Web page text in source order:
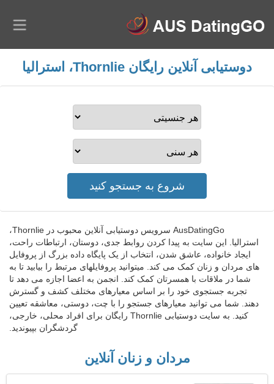
دوستیابی آنلاین رایگان Thornlie، استرالیا
AusDatingGo سرویس دوستیابی آنلاین محبوب در Thornlie،
استرالیا. این سایت به پیدا کردن روابط جدی، دوستان، ارتباطات راحت،
ایجاد خانواده، عاشق شدن، انتخاب از یک پایگاه داده بزرگ از پروفایل
های مردان و زنان کمک می کند. میتوانید پروفایلهای مرتبط را بیابید تا به
شما در ملاقات با همسرتان کمک کند. انجمن به اعضا اجازه می دهد تا
تجربه جستجوی خود را بر اساس معیارهای مختلف کشف و گسترش
دهند. شما می توانید معیارهای جستجو را با چت، دوستی، معاشقه تعیین
کنید. به سایت دوستیابی Thornlie رایگان برای افراد محلی، خارجی،
گردشگران بپیوندید.
مردان و زنان آنلاین